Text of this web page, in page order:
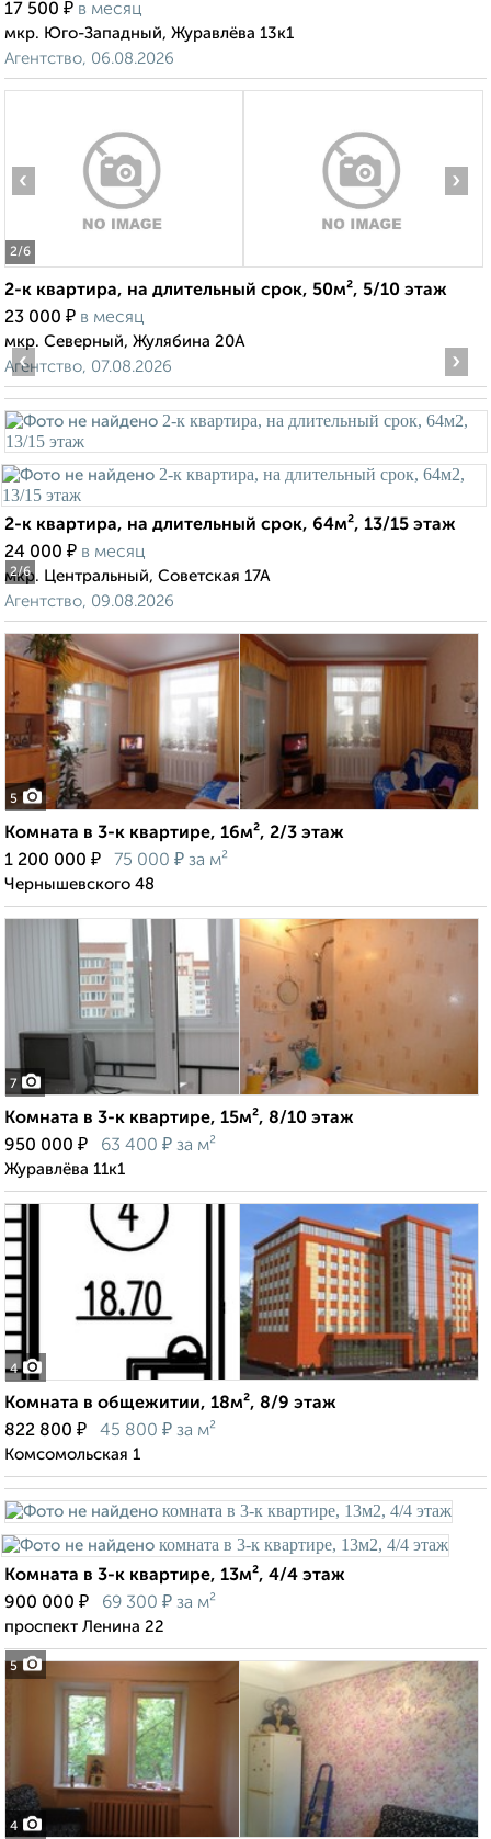
17 500 ₽ в месяц
мкр. Юго-Западный, Журавлёва 13к1
Агентство, 06.08.2026
2/6
‹ ›
2-к квартира, на длительный срок, 50м², 5/10 этаж
23 000 ₽ в месяц
мкр. Северный, Жулябина 20А
Агентство, 07.08.2026
2/6
‹ ›
2-к квартира, на длительный срок, 64м², 13/15 этаж
24 000 ₽ в месяц
мкр. Центральный, Советская 17А
Агентство, 09.08.2026
5
Комната в 3-к квартире, 16м², 2/3 этаж
1 200 000 ₽ 75 000 ₽ за м²
Чернышевского 48
7
Комната в 3-к квартире, 15м², 8/10 этаж
950 000 ₽ 63 400 ₽ за м²
Журавлёва 11к1
4
Комната в общежитии, 18м², 8/9 этаж
822 800 ₽ 45 800 ₽ за м²
Комсомольская 1
5
Комната в 3-к квартире, 13м², 4/4 этаж
900 000 ₽ 69 300 ₽ за м²
проспект Ленина 22
4